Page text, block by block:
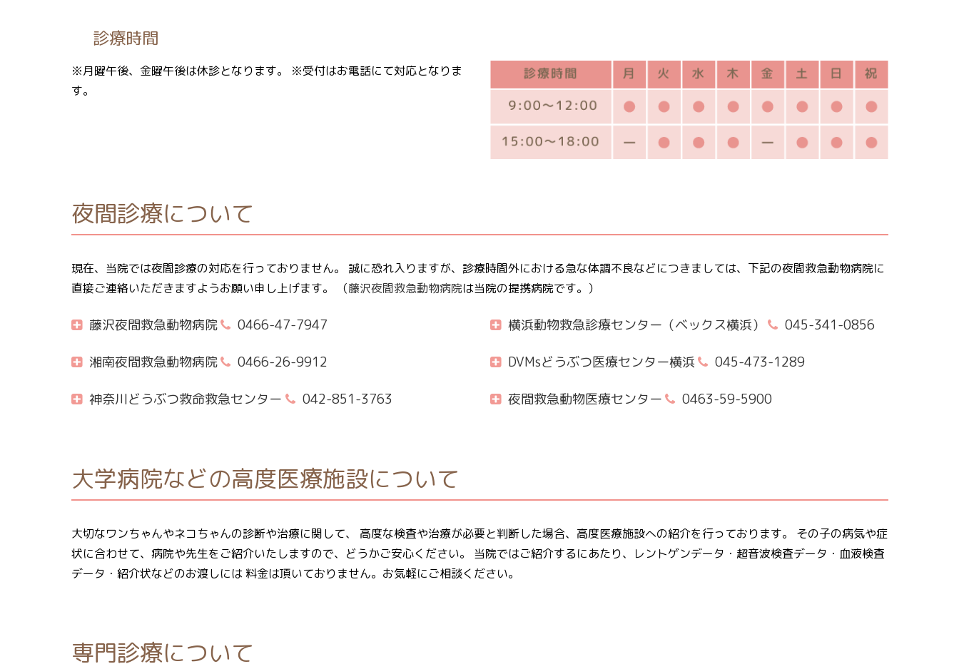
診療時間
※月曜午後、金曜午後は休診となります。 ※受付はお電話にて対応となりま
す。
夜間診療について
現在、当院では夜間診療の対応を行っておりません。 誠に恐れ入りますが、診療時間外における急な体調不良などにつきましては、下記の夜間救急動物病院に
直接ご連絡いただきますようお願い申し上げます。 （藤沢夜間救急動物病院は当院の提携病院です。）
藤沢夜間救急動物病院 0466-47-7947 横浜動物救急診療センター（ベックス横浜） 045-341-0856
湘南夜間救急動物病院 0466-26-9912 DVMsどうぶつ医療センター横浜 045-473-1289
神奈川どうぶつ救命救急センター 042-851-3763 夜間救急動物医療センター 0463-59-5900
大学病院などの高度医療施設について
大切なワンちゃんやネコちゃんの診断や治療に関して、 高度な検査や治療が必要と判断した場合、高度医療施設への紹介を行っております。 その子の病気や症
状に合わせて、病院や先生をご紹介いたしますので、どうかご安心ください。 当院ではご紹介するにあたり、レントゲンデータ・超音波検査データ・血液検査
データ・紹介状などのお渡しには 料金は頂いておりません。お気軽にご相談ください。
専門診療について